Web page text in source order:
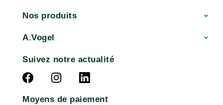
Nos produits
A.Vogel
Suivez notre actualité
Moyens de paiement